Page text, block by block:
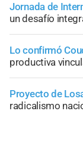
Jornada de
un desafío
Lo confirmó
productiva
Proyecto de
radicalismo